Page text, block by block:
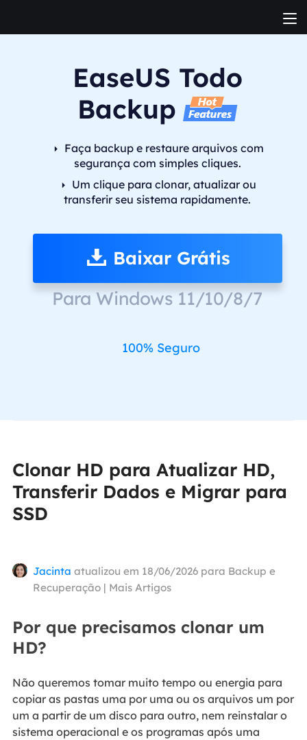
EaseUS Todo
Backup
Faça backup e restaure arquivos com
segurança com simples cliques.
Um clique para clonar, atualizar ou
transferir seu sistema rapidamente.
Baixar Grátis
Para Windows 11/10/8/7
100% Seguro
Clonar HD para Atualizar HD,
Transferir Dados e Migrar para
SSD
Jacinta atualizou em 18/06/2026 para Backup e
Recuperação | Mais Artigos
Por que precisamos clonar um
HD?
Não queremos tomar muito tempo ou energia para
copiar as pastas uma por uma ou os arquivos um por
um a partir de um disco para outro, nem reinstalar o
sistema operacional e os programas após uma